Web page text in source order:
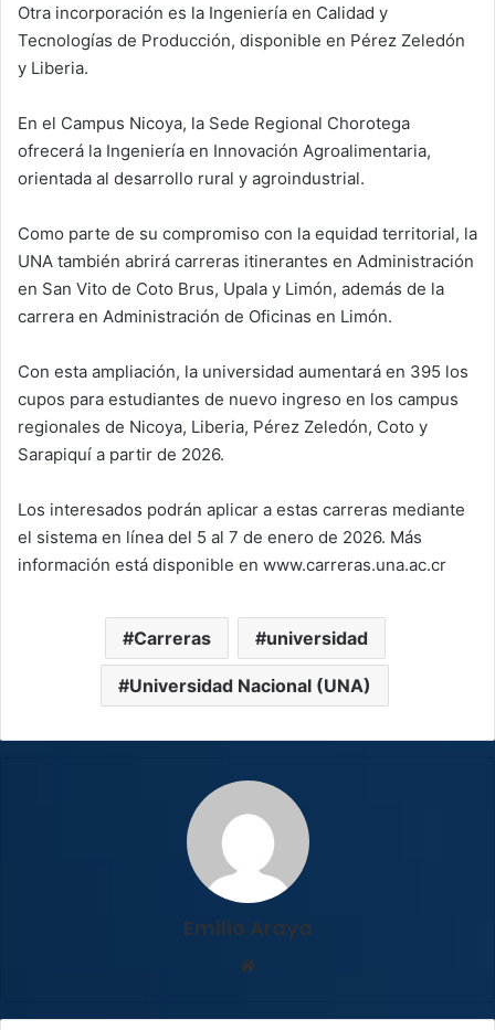
Otra incorporación es la Ingeniería en Calidad y
Tecnologías de Producción, disponible en Pérez Zeledón
y Liberia.
En el Campus Nicoya, la Sede Regional Chorotega
ofrecerá la Ingeniería en Innovación Agroalimentaria,
orientada al desarrollo rural y agroindustrial.
Como parte de su compromiso con la equidad territorial, la
UNA también abrirá carreras itinerantes en Administración
en San Vito de Coto Brus, Upala y Limón, además de la
carrera en Administración de Oficinas en Limón.
Con esta ampliación, la universidad aumentará en 395 los
cupos para estudiantes de nuevo ingreso en los campus
regionales de Nicoya, Liberia, Pérez Zeledón, Coto y
Sarapiquí a partir de 2026.
Los interesados podrán aplicar a estas carreras mediante
el sistema en línea del 5 al 7 de enero de 2026. Más
información está disponible en www.carreras.una.ac.cr
Carreras universidad
Universidad Nacional (UNA)
Emilio Araya